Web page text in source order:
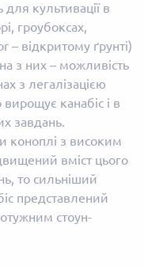
культивації в
гроубоксах,
– відкритому ґрунті)
з них – можливість
з легалізацією
канабіс і в
завдань.
коноплі з високим
вміст цього
то сильніший
представлений
стоун-